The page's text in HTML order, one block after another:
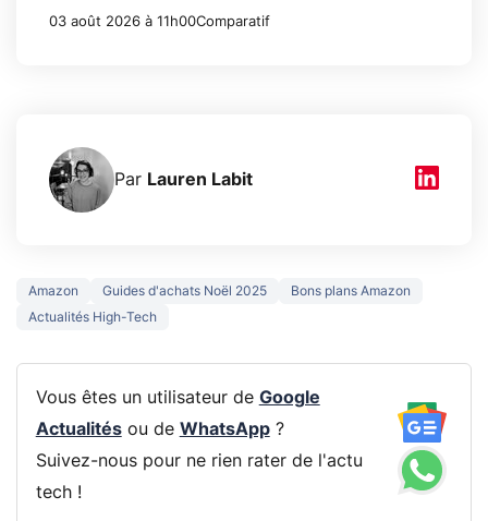
03 août 2026 à 11h00Comparatif
Par Lauren Labit
Amazon Guides d'achats Noël 2025
Bons plans Amazon
Actualités High-Tech
Vous êtes un utilisateur de Google
Actualitésou de WhatsApp?
Suivez-nous pour ne rien rater de l'actu
tech !